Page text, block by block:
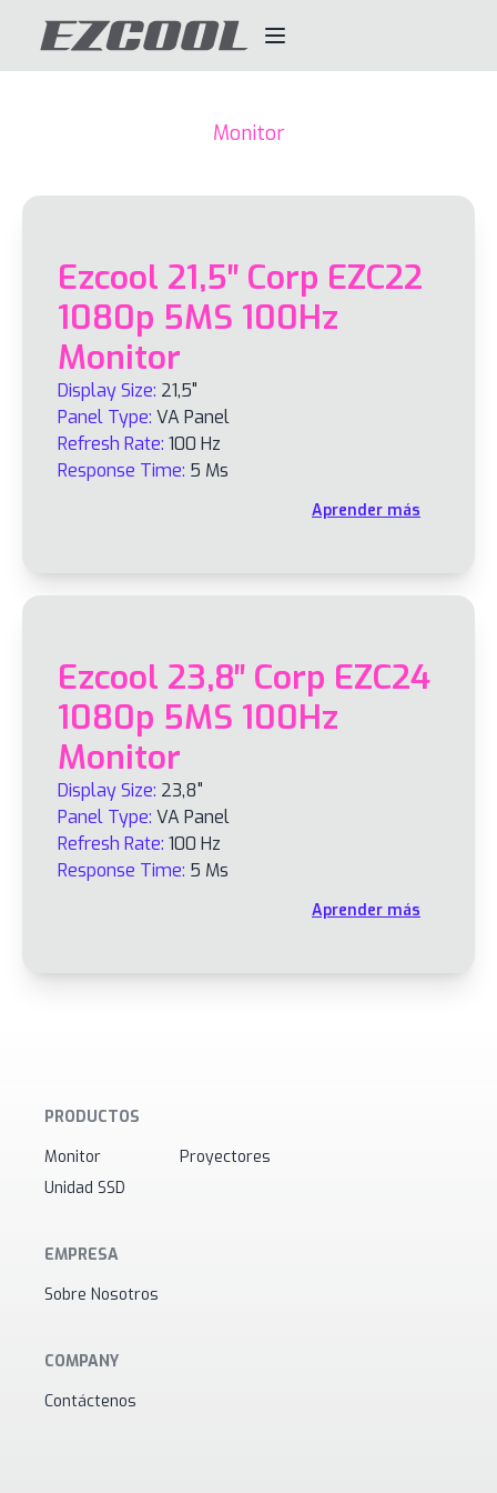
Monitor
Ezcool 21,5″ Corp EZC22
1080p 5MS 100Hz
Monitor
Display Size: 21,5"
Panel Type: VA Panel
Refresh Rate: 100 Hz
Response Time: 5 Ms
Aprender más
Ezcool 23,8″ Corp EZC24
1080p 5MS 100Hz
Monitor
Display Size: 23,8"
Panel Type: VA Panel
Refresh Rate: 100 Hz
Response Time: 5 Ms
Aprender más
PRODUCTOS
Monitor
Proyectores
Unidad SSD
EMPRESA
Sobre Nosotros
COMPANY
Contáctenos